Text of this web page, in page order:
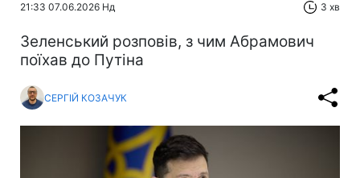
21:33 07.06.2026 Нд 3 хв
Зеленський розповів, з чим Абрамович
поїхав до Путіна
СЕРГІЙ КОЗАЧУК